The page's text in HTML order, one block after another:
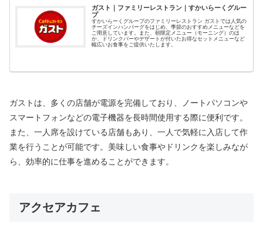
ガスト｜ファミリーレストラン｜すかいらーくグルー
プ
すかいらーくグループのファミリーレストラン ガストでは人気の
チーズインハンバーグをはじめ、季節のおすすめメニューなどを
ご用意しています。また、朝限定メニュー（モーニング）のほ
か、ドリンクバーやデザートが付いたお得なセットメニューなど
幅広いお食事をご提供いたします。
ガストは、多くの店舗が電源を完備しており、ノートパソコンや
スマートフォンなどの電子機器を長時間使用する際に便利です。
また、一人席を設けている店舗もあり、一人で気軽に入店して作
業を行うことが可能です。美味しい食事やドリンクを楽しみなが
ら、効率的に仕事を進めることができます。
アクセアカフェ